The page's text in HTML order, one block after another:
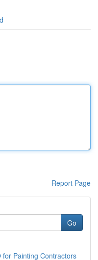
Report Page
Go
for Painting Contractors